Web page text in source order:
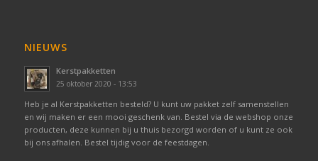
NIEUWS
Kerstpakketten
25 oktober 2020 - 13:53
Heb je al Kerstpakketten besteld? U kunt uw pakket zelf samenstellen
en wij maken er een mooi geschenk van. Bestel via de webshop onze
producten, deze kunnen bij u thuis bezorgd worden of u kunt ze ook
bij ons afhalen. Bestel tijdig voor de feestdagen.